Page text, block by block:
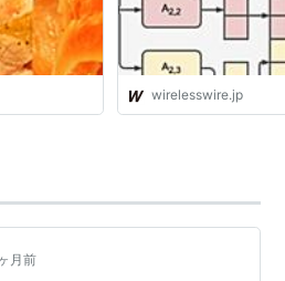
wirelesswire.jp
月前